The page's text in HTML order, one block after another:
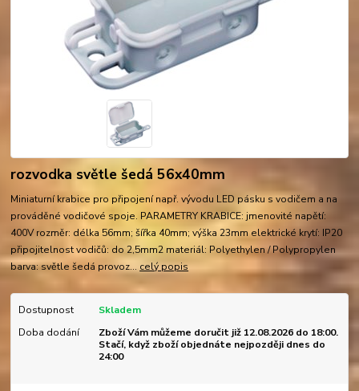
rozvodka světle šedá 56x40mm
Miniaturní krabice pro připojení např. vývodu LED pásku s vodičem a na
prováděné vodičové spoje. PARAMETRY KRABICE: jmenovité napětí:
400V rozměr: délka 56mm; šířka 40mm; výška 23mm elektrické krytí: IP20
připojitelnost vodičů: do 2,5mm2 materiál: Polyethylen / Polypropylen
barva: světle šedá provoz... celý popis
Dostupnost
Skladem
Doba dodání
Zboží Vám můžeme doručit již 12.08.2026 do 18:00.
Stačí, když zboží objednáte nejpozději dnes do
24:00